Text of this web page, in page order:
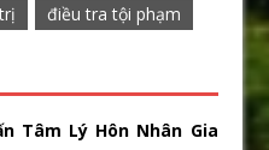
điều tra tội phạm
Tâm Lý Hôn Nhân Gia